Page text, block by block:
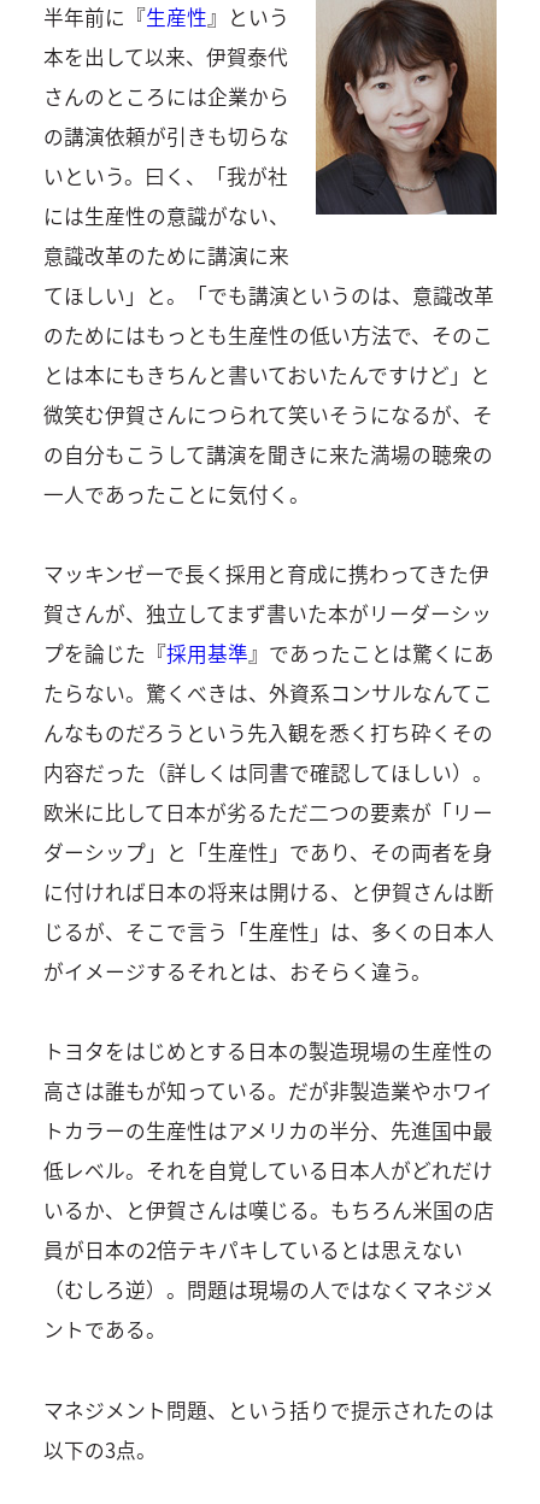
半年前に『生産性 』という
本を出して以来、伊賀泰代
さんのところには企業から
の講演依頼が引きも切らな
いという。曰く、「我が社
には生産性の意識がない、
意識改革のために講演に来
てほしい」と。「でも講演というのは、意識改革
のためにはもっとも生産性の低い方法で、そのこ
とは本にもきちんと書いておいたんですけど」と
微笑む伊賀さんにつられて笑いそうになるが、そ
の自分もこうして講演を聞きに来た満場の聴衆の
一人であったことに気付く。
マッキンゼーで長く採用と育成に携わってきた伊
賀さんが、独立してまず書いた本がリーダーシッ
プを論じた『採用基準』であったことは驚くにあ
たらない。驚くべきは、外資系コンサルなんてこ
んなものだろうという先入観を悉く打ち砕くその
内容だった（詳しくは同書で確認してほしい）。
欧米に比して日本が劣るただ二つの要素が「リー
ダーシップ」と「生産性」であり、その両者を身
に付ければ日本の将来は開ける、と伊賀さんは断
じるが、そこで言う「生産性」は、多くの日本人
がイメージするそれとは、おそらく違う。
トヨタをはじめとする日本の製造現場の生産性の
高さは誰もが知っている。だが非製造業やホワイ
トカラーの生産性はアメリカの半分、先進国中最
低レベル。それを自覚している日本人がどれだけ
いるか、と伊賀さんは嘆じる。もちろん米国の店
員が日本の2倍テキパキしているとは思えない
（むしろ逆）。問題は現場の人ではなくマネジメ
ントである。
マネジメント問題、という括りで提示されたのは
以下の3点。